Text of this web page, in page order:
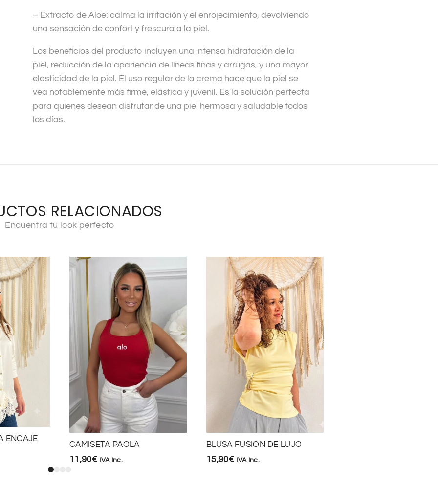
– Extracto de Aloe: calma la irritación y el enrojecimiento, devolviendo
una sensación de confort y frescura a la piel.
Los beneficios del producto incluyen una intensa hidratación de la
piel, reducción de la apariencia de líneas finas y arrugas, y una mayor
elasticidad de la piel. El uso regular de la crema hace que la piel se
vea notablemente más firme, elástica y juvenil. Es la solución perfecta
para quienes desean disfrutar de una piel hermosa y saludable todos
los días.
RELACIONADOS
Encuentra tu look perfecto
ENCAJE
CAMISETA PAOLA
11,90€ IVA Inc.
BLUSA FUSION DE LUJO
15,90€ IVA Inc.